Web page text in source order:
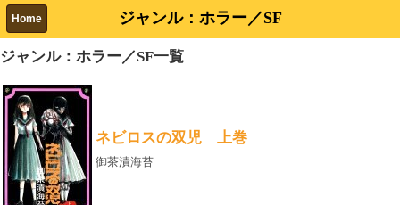
ジャンル：ホラー／SF
Home
ジャンル：ホラー／SF一覧
ネビロスの双児 上巻
御茶漬海苔